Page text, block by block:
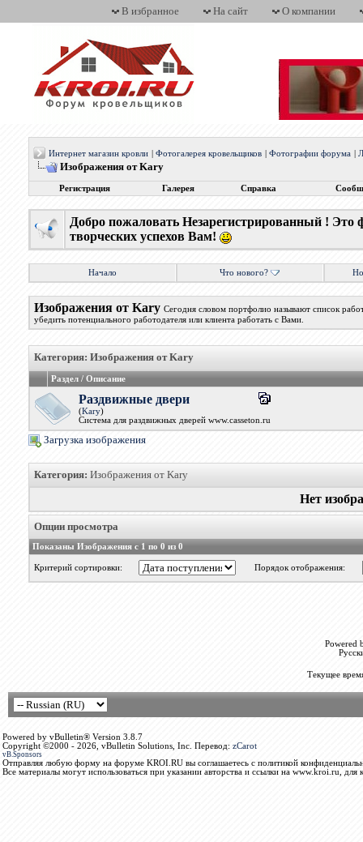
В избранное На сайт О компании
Интернет магазин кровли Фотогалерея кровельщиков Фотографии форума
Изображения от Kary
Регистрация Галерея Справка
Добро пожаловать Незарегистрированный !
творческих успехов Вам!
Начало Что нового?
Изображения от Kary Сегодня словом портфолио называют список
убедить потенциального работодателя или клиента работать с Вами.
Категория: Изображения от Kary
Раздел / Описание
Раздвижные двери
(Kary)
Система для раздвижных дверей www.casseton.ru
Загрузка изображения
Категория: Изображения от Kary
Нет
Опции просмотра
Показаны Изображения с 1 по 0 из 0
Критерий сортировки: Порядок отображения:
Powered
Текущее
Powered by vBulletin® Version 3.8.7
Copyright ©2000 - 2026, vBulletin Solutions, Inc. Перевод: zCarot
vB.Sponsors
Отправляя любую форму на форуме KROI.RU вы соглашаетесь с политикой
Все материалы могут использоваться при указании авторства и ссылки на www.kroi.ru, для